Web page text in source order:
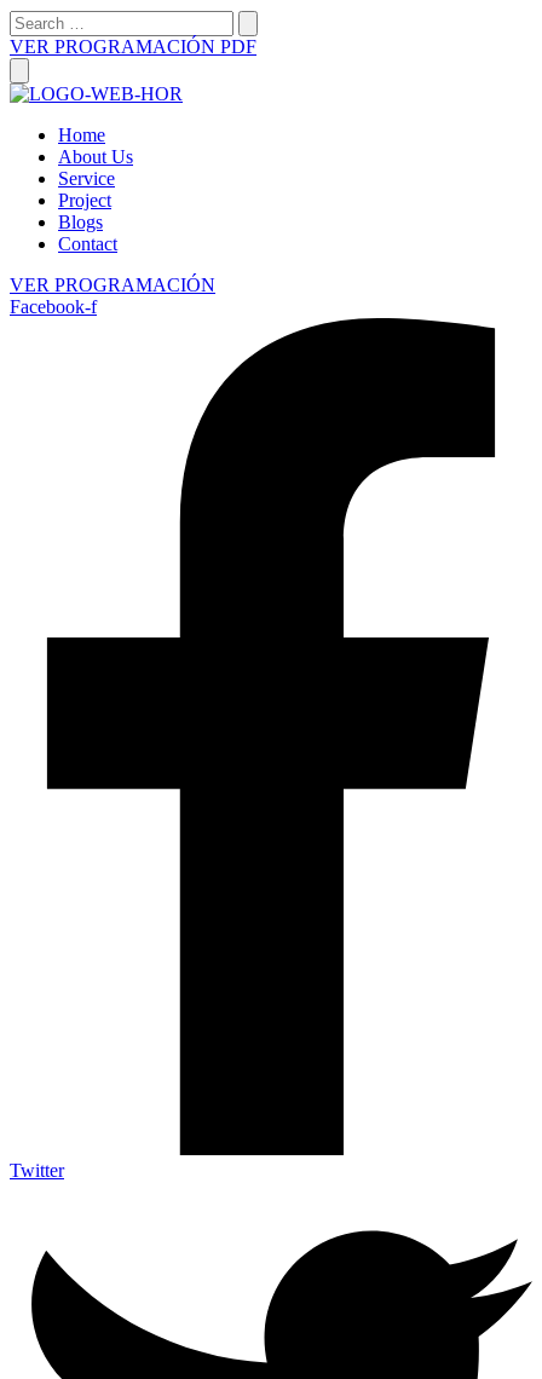
VER PROGRAMACIÓN PDF
Home
About Us
Service
Project
Blogs
Contact
VER PROGRAMACIÓN
Facebook-f
Twitter